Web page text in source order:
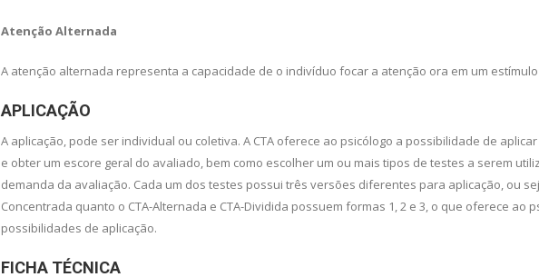
Atenção Alternada
A atenção alternada representa a capacidade de o indivíduo focar a atenção ora em um
APLICAÇÃO
A aplicação, pode ser individual ou coletiva. A CTA oferece ao psicólogo a possibilidade de
e obter um escore geral do avaliado, bem como escolher um ou mais tipos de testes a serem
demanda da avaliação. Cada um dos testes possui três versões diferentes para aplicação, ou
Concentrada quanto o CTA-Alternada e CTA-Dividida possuem formas 1, 2 e 3, o que oferece ao
possibilidades de aplicação.
FICHA TÉCNICA